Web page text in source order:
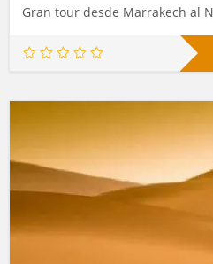
Gran tour desde Marrakech al